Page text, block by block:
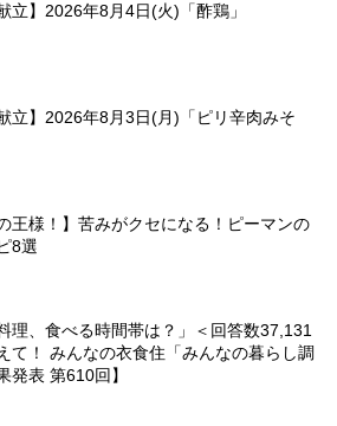
立】2026年8月4日(火)「酢鶏」
立】2026年8月3日(月)「ピリ辛肉みそ
王様！】苦みがクセになる！ピーマンの
8選
理、食べる時間帯は？」＜回答数37,131
て！ みんなの衣食住「みんなの暮らし調
発表 第610回】